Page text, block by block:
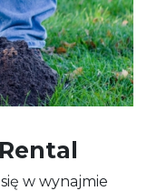
w wynajmie